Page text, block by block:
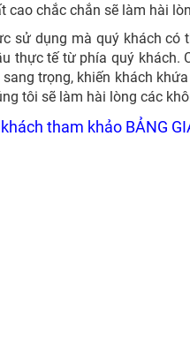
cao chắc chắn sẽ làm hài
sử dụng mà quý khách có
thực tế từ phía quý khách.
trọng, khiến khách
tôi sẽ làm hài lòng các
tham khảo BẢNG